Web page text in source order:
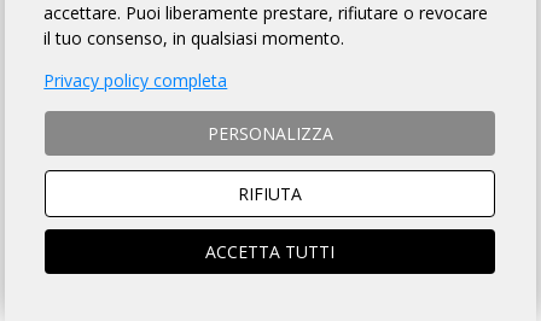
SOCIO ARI
ACCEDI e si aprirà la scheda
NON SOCIO ARI
Prosegui per iscriverti al
ISCRIZIONI CHIUSE
accettare. Puoi liberamente prestare, rifiutare o revocare
il tuo consenso, in qualsiasi momento.
Privacy policy completa
PERSONALIZZA
RIFIUTA
ACCETTA TUTTI